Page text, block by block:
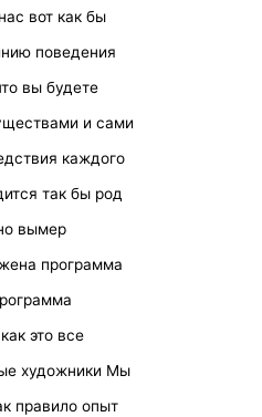
вот как бы
поведения
вы будете
и сами
каждого
так бы род
вымер
программа
это все
художники Мы
правило опыт